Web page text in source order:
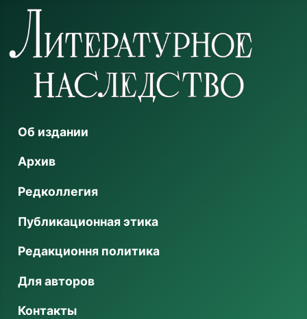
Об издании
Архив
Редколлегия
Публикационная этика
Редакционня политика
Для авторов
Контакты